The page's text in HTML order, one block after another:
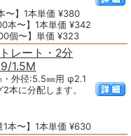
〜】1本単価 ¥380
本〜】1本単価 ¥342
個〜】単価 ¥323
レート・2分
1.5M
・外径:5.5㎜用 φ2.1
本に分配します。
1本〜】1本単価 ¥630